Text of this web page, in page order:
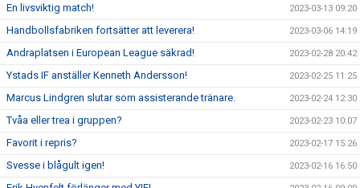
En livsviktig match! 2023-03-13 09:20
Handbollsfabriken fortsätter att leverera! 2023-03-06 14:19
Andraplatsen i European League säkrad! 2023-02-28 20:42
Ystads IF anställer Kenneth Andersson! 2023-02-25 11:25
Marcus Lindgren slutar som assisterande tränare. 2023-02-24 12:30
Tvåa eller trea i gruppen? 2023-02-23 10:07
Favorit i repris? 2023-02-17 15:26
Svesse i blågult igen! 2023-02-16 16:50